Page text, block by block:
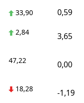
33,90 0,59
2,84 3,65
47,22 0,00
18,28 -1,19